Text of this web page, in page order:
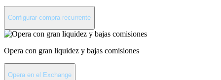
Configurar compra recurrente
Opera con gran liquidez y bajas comisiones
Opera en el Exchange